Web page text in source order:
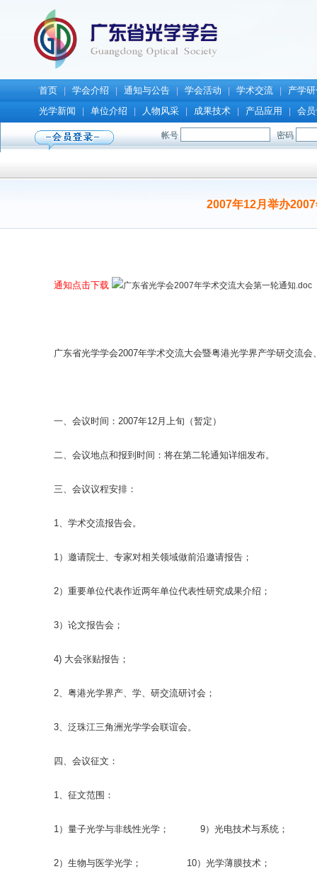
首页 学会介绍 通知与公告 学会活动 学术交流
产学
光学新闻
单位介绍 人物风采 成果技术 产品应用 会
2007年12月举办
通知点击下载 广东省光学会2007年学术交流大会第一轮通知.doc
广东省光学学会2007年学术交流大会暨粤港光学界产学研交流
一、会议时间：2007年12月上旬（暂定）
二、会议地点和报到时间：将在第二轮通知详细发布。
三、会议议程安排：
1、学术交流报告会。
1）邀请院士、专家对相关领域做前沿邀请报告；
2）重要单位代表作近两年单位代表性研究成果介绍；
3）论文报告会；
4) 大会张贴报告；
2、粤港光学界产、学、研交流研讨会；
3、泛珠江三角洲光学学会联谊会。
四、会议征文：
1、征文范围：
1）量子光学与非线性光学； 9）光电技术与系统；
2）生物与医学光学； 10）光学薄膜技术；